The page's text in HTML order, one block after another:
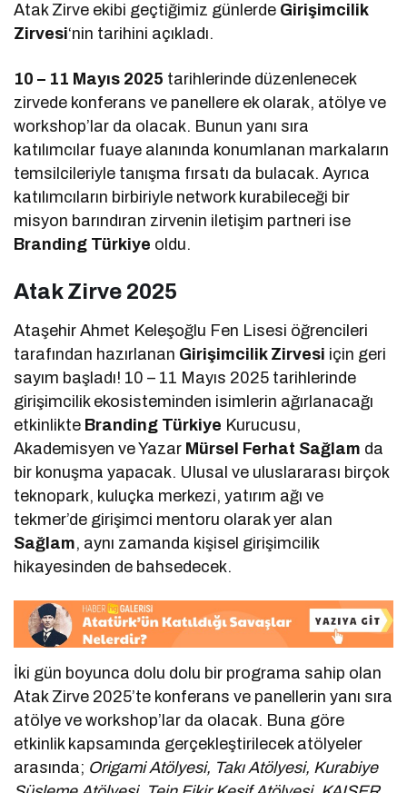
Atak Zirve ekibi geçtiğimiz günlerde Girişimcilik
Zirvesi‘nin tarihini açıkladı.
10 – 11 Mayıs 2025 tarihlerinde düzenlenecek
zirvede konferans ve panellere ek olarak, atölye ve
workshop’lar da olacak. Bunun yanı sıra
katılımcılar fuaye alanında konumlanan markaların
temsilcileriyle tanışma fırsatı da bulacak. Ayrıca
katılımcıların birbiriyle network kurabileceği bir
misyon barındıran zirvenin iletişim partneri ise
Branding Türkiye oldu.
Atak Zirve 2025
Ataşehir Ahmet Keleşoğlu Fen Lisesi öğrencileri
tarafından hazırlanan Girişimcilik Zirvesi için geri
sayım başladı! 10 – 11 Mayıs 2025 tarihlerinde
girişimcilik ekosisteminden isimlerin ağırlanacağı
etkinlikte Branding Türkiye Kurucusu,
Akademisyen ve Yazar Mürsel Ferhat Sağlam da
bir konuşma yapacak. Ulusal ve uluslararası birçok
teknopark, kuluçka merkezi, yatırım ağı ve
tekmer’de girişimci mentoru olarak yer alan
Sağlam, aynı zamanda kişisel girişimcilik
hikayesinden de bahsedecek.
İki gün boyunca dolu dolu bir programa sahip olan
Atak Zirve 2025’te konferans ve panellerin yanı sıra
atölye ve workshop’lar da olacak. Buna göre
etkinlik kapsamında gerçekleştirilecek atölyeler
arasında; Origami Atölyesi, Takı Atölyesi, Kurabiye